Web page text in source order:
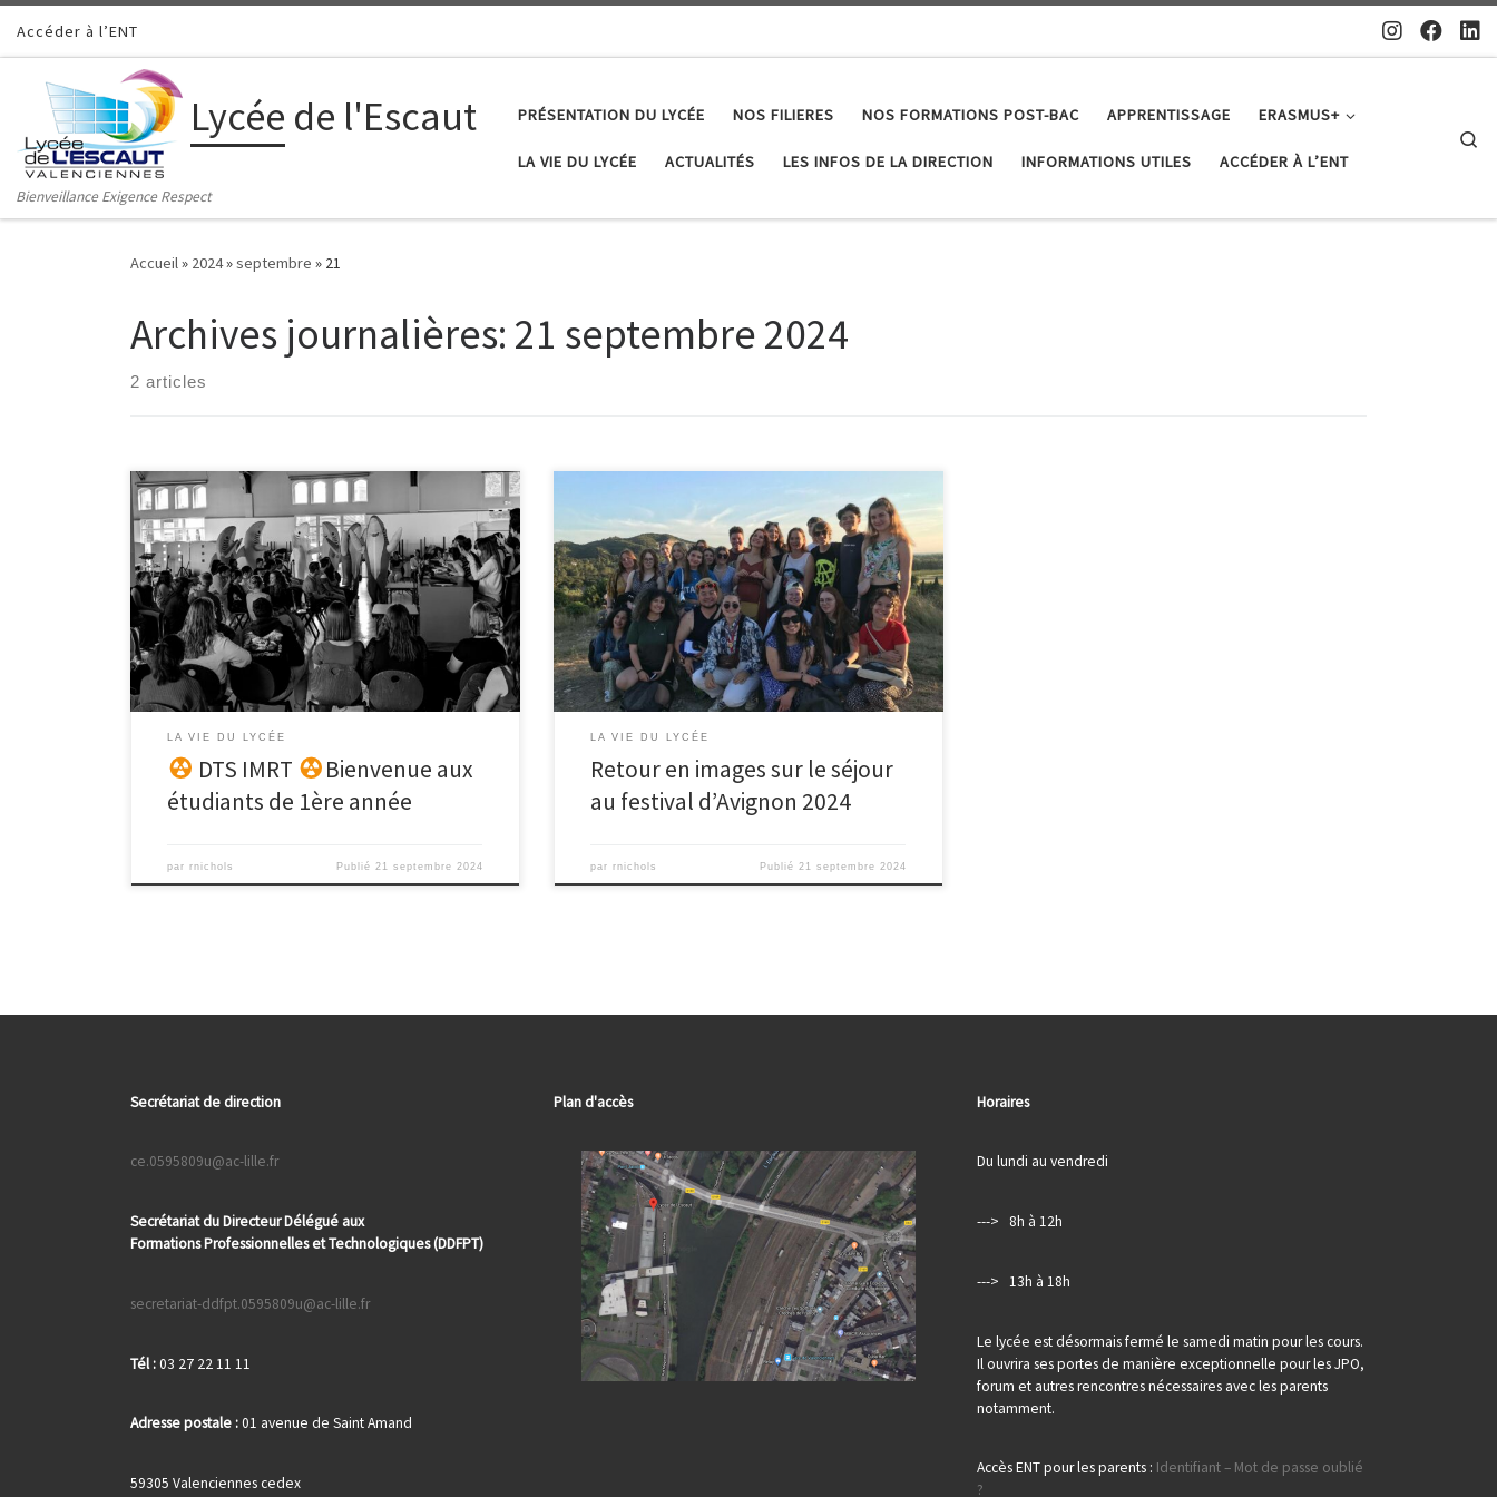
Passer au contenu
Accéder à l’ENT
Lycée de l'Escaut
Bienveillance Exigence Respect
PRÉSENTATION DU LYCÉE NOS FILIERES NOS FORMATIONS POST-BAC APPRENTISSAGE ERASMUS+
LA VIE DU LYCÉE ACTUALITÉS LES INFOS DE LA DIRECTION INFORMATIONS UTILES ACCÉDER À L’ENT
Accueil» 2024»septembre » 21
Archives journalières: 21 septembre 2024
2 articles
Ce jeudi 19 septembre a eu lieu la journée
d’intégration, au programme :
Partage
d’expérience sur l’organisation du travail, les unités
d’enseignements, la prise de note, le travail personnel
et les évaluations, réalisé par les étudiants de 3ème
année.
Accueil, cérémonie des parrains-marraines,
quizz intéractif et goûter de […]
LA VIE DU LYCÉE
DTS IMRT
Bienvenue aux
étudiants de 1ère année
parrnichols Publié 21 septembre 2024
Après une belle rentrée, retour en images sur le séjour
au festival d’Avignon de 20 élèves d’option et
spécialité théâtre, organisé par Séverine Ollivier,
enseignante de Lettres et de Théâtre, accompagnée
d’Estelle Pantone, enseignante de Lettres. Au
programme, un parcours de 11 spectacles en 5 jours,
dans une ambiance festive […]
LA VIE DU LYCÉE
Retour en images sur le séjour
au festival d’Avignon 2024
parrnichols Publié 21 septembre 2024
Secrétariat de direction
ce.0595809u@ac-lille.fr
Secrétariat du Directeur Délégué aux
FormationsProfessionnelles et Technologiques (DDFPT)
secretariat-ddfpt.0595809u@ac-lille.fr
Tél :03 27 22 11 11
Adresse postale :01 avenue de Saint Amand
59305 Valenciennes cedex
Plan d'accès Horaires
Du lundi au vendredi
---> 8h à 12h
---> 13h à 18h
Le lycée est désormais fermé le samedi matin pour les cours.
Il ouvrira ses portes de manière exceptionnelle pour les JPO,
forum et autres rencontres nécessaires avec les parents
notamment.
Accès ENT pour les parents : Identifiant – Mot de passe oublié
?